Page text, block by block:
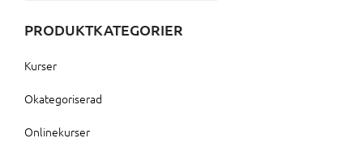
PRODUKTKATEGORIER
Kurser
Okategoriserad
Onlinekurser